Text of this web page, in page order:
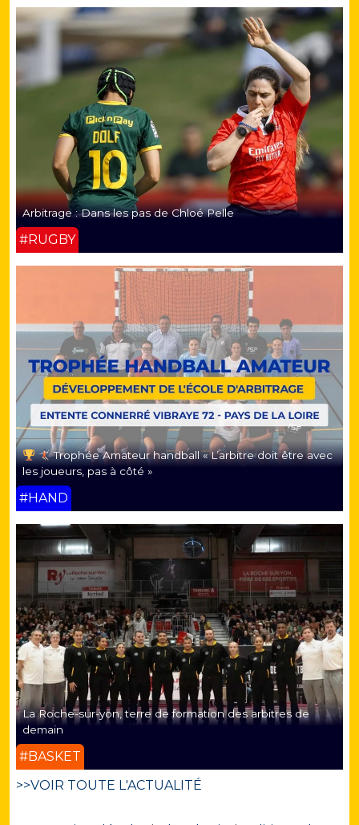
Arbitrage : Dans les pas de Chloé Pelle
#RUGBY
Trophée Amateur handball « L’arbitre doit être avec
les joueurs, pas à côté »
#HAND
La Roche-sur-yon, terre de formation des arbitres de
demain
#BASKET
>>VOIR TOUTE L'ACTUALITÉ